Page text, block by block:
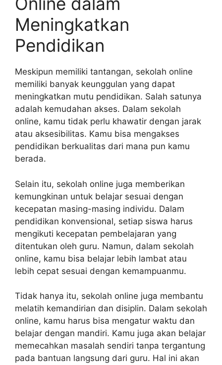
Meningkatkan
Pendidikan
Meskipun memiliki tantangan, sekolah online
memiliki banyak keunggulan yang dapat
meningkatkan mutu pendidikan. Salah satunya
adalah kemudahan akses. Dalam sekolah
online, kamu tidak perlu khawatir dengan jarak
atau aksesibilitas. Kamu bisa mengakses
pendidikan berkualitas dari mana pun kamu
berada.
Selain itu, sekolah online juga memberikan
kemungkinan untuk belajar sesuai dengan
kecepatan masing-masing individu. Dalam
pendidikan konvensional, setiap siswa harus
mengikuti kecepatan pembelajaran yang
ditentukan oleh guru. Namun, dalam sekolah
online, kamu bisa belajar lebih lambat atau
lebih cepat sesuai dengan kemampuanmu.
Tidak hanya itu, sekolah online juga membantu
melatih kemandirian dan disiplin. Dalam sekolah
online, kamu harus bisa mengatur waktu dan
belajar dengan mandiri. Kamu juga akan belajar
memecahkan masalah sendiri tanpa tergantung
pada bantuan langsung dari guru. Hal ini akan